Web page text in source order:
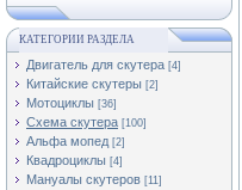
КАТЕГОРИИ РАЗДЕЛА
Двигатель для скутера [4]
Китайские скутеры [2]
Мотоциклы [36]
Cхема скутера [100]
Альфа мопед [2]
Квадроциклы [4]
Мануалы скутеров [11]